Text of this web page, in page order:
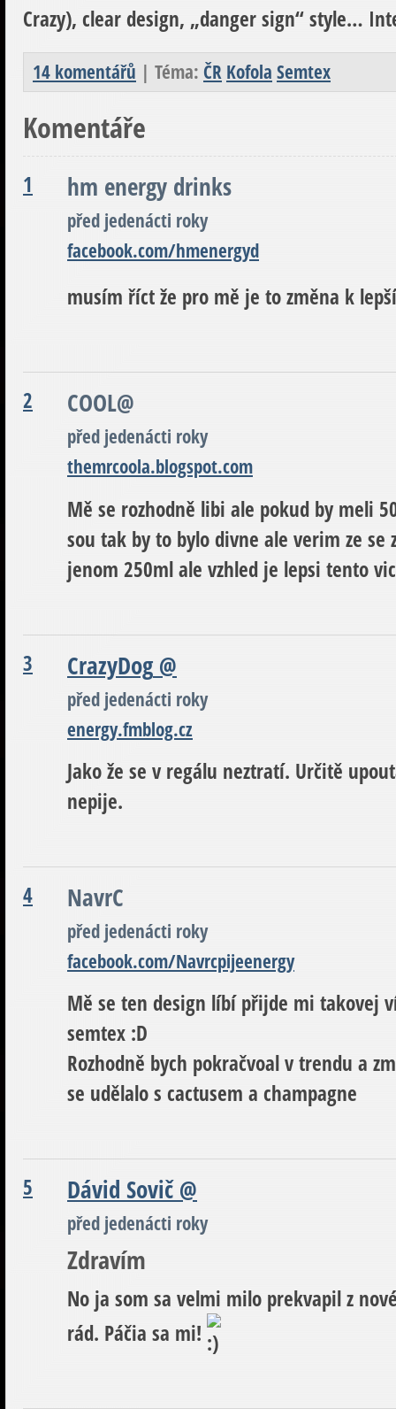
Crazy), clear design, „danger sign“ style…
14 komentářů | Téma: ČR Kofola Semtex
Komentáře
1 hm energy drinks
před jedenácti roky
facebook.com/hmenergyd
musím říct že pro mě je to změna k
2 COOL@
před jedenácti roky
themrcoola.blogspot.com
Mě se rozhodně libi ale pokud by meli
sou tak by to bylo divne ale verim ze
jenom 250ml ale vzhled je lepsi tento
3 CrazyDog @
před jedenácti roky
energy.fmblog.cz
Jako že se v regálu neztratí. Určitě
nepije.
4 NavrC
před jedenácti roky
facebook.com/Navrcpijeenergy
Mě se ten design líbí přijde mi takovej
semtex :D
Rozhodně bych pokračvoal v trendu a
se udělalo s cactusem a champagne
5 Dávid Sovič@
před jedenácti roky
Zdravím
No ja som sa velmi milo prekvapil z
rád. Páčia sa mi!